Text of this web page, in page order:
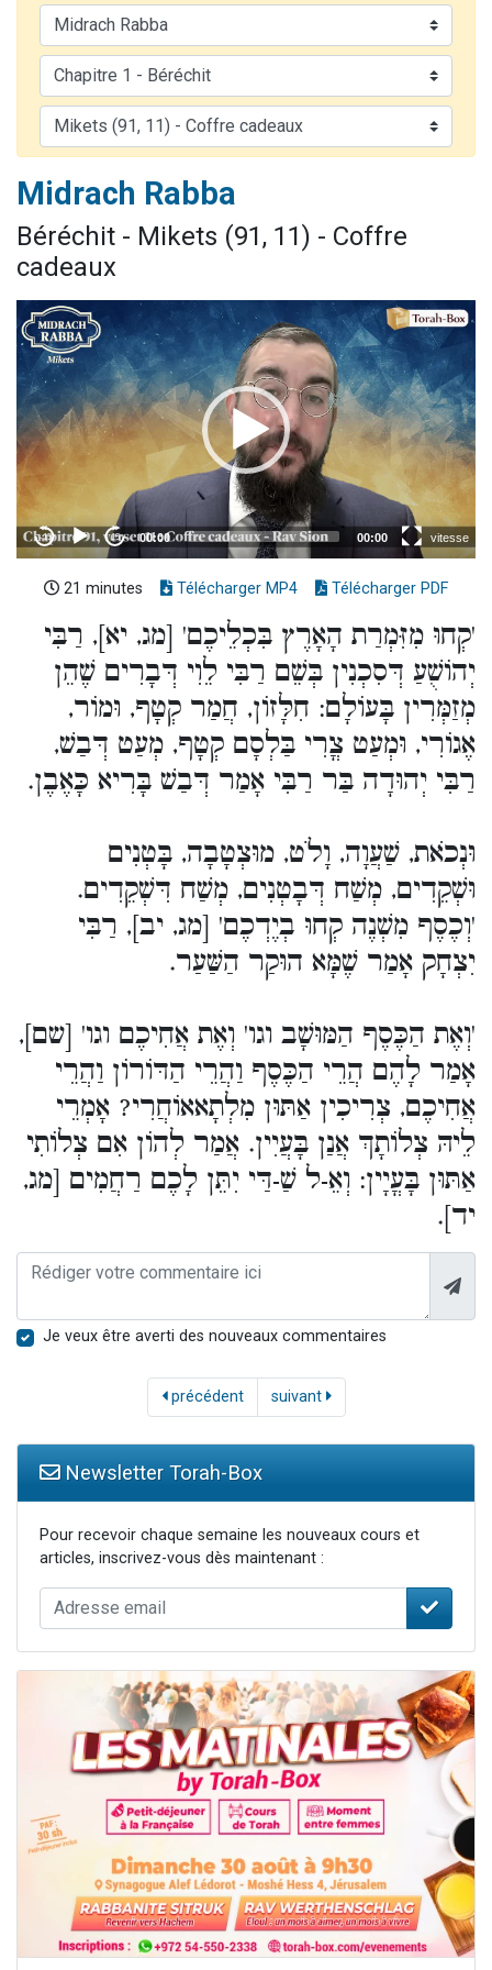
Il reste 49 places pour étudier en groupe sur Zoom
Ariel vient de donner son Maasser
Nathaniel vient de donner son Maasser
4 personnes viennent de nous rejoindre sur WhatsApp
Midrach Rabba
Béréchit - Mikets (91, 11) - Coffre
cadeaux
21 minutes Télécharger MP4 Télécharger PDF
'קְחוּ מִזִּמְרַת הָאָרֶץ בִּכְלֵיכֶם' [מג, יא], רַבִּי
יְהוֹשֻׁעַ דְּסִכְנִין בְּשֵׁם רַבִּי לֵוִי דְּבָרִים שֶׁהֵן
מְזַמְּרִין בָּעוֹלָם: חִלָּזוֹן, חֲמַר קְטָף, וּמוֹר,
אֶגוֹרִי, וּמְעַט צֳרִי בַּלְסָם קְטָף, מְעַט דְּבַשׁ,
רַבִּי יְהוּדָה בַּר רַבִּי אָמַר דְּבַשׁ בָּרִיא כָּאֶבֶן.
וּנְכֹאת, שַׁעֲוָה, וָלֹט, מוּצְטָבָה, בָּטְנִים
וּשְׁקֵדִים, מְשַׁח דְּבָטְנִים, מְשַׁח דִּשְׁקֵדִים.
'וְכֶסֶף מִשְׁנֶה קְחוּ בְיֶדְכֶם' [מג, יב], רַבִּי
יִצְחָק אָמַר שֶׁמָּא הוּקַר הַשַּׁעַר.
'וְאֶת הַכֶּסֶף הַמּוּשָׁב וגו' וְאֶת אֲחִיכֶם וגו' [שם],
אָמַר לָהֶם הֲרֵי הַכֶּסֶף וַהֲרֵי הַדּוֹרוֹן וַהֲרֵי
אֲחִיכֶם, צְרִיכִין אַתּוּן מִלְתָאאוֹחֲרִי? אָמְרֵי
לֵיהּ צְלוֹתָךְ אֲנַן בָּעֲיִין. אֲמַר לְהוֹן אִם צְלוֹתִי
אַתּוּן בָּעֳיָין: וְאֵ-ל שַׁ-דַּי יִתֵּן לָכֶם רַחֲמִים [מג,
יד].
Je veux être averti des nouveaux commentaires
précédent suivant
Newsletter Torah-Box
Pour recevoir chaque semaine les nouveaux cours et
articles, inscrivez-vous dès maintenant :